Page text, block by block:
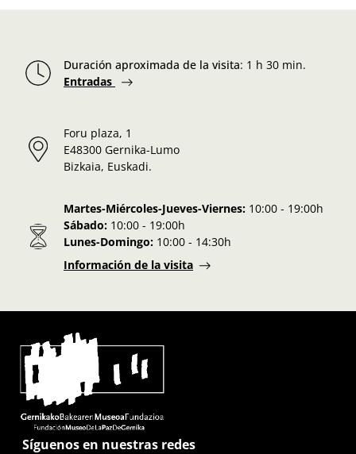
Duración aproximada de la visita: 1 h 30 min.
Entradas
Foru plaza, 1
E48300 Gernika-Lumo
Bizkaia, Euskadi.
Martes-Miércoles-Jueves-Viernes: 10:00 - 19:00h
Sábado: 10:00 - 19:00h
Lunes-Domingo: 10:00 - 14:30h
Información de la visita
Síguenos en nuestras redes